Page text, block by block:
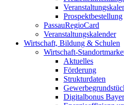
Prospektbestellung
PassauRegioCard
Veranstaltungskalender
Wirtschaft, Bildung & Schulen
Wirtschaft-
Aktuelles
Förderung
Strukturdaten
Digitalbonus